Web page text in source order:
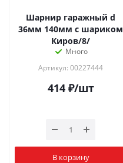
Шарнир гаражный d
36мм 140мм с шариком
Киров/8/
Много
Артикул: 00227444
414₽/шт
В корзину